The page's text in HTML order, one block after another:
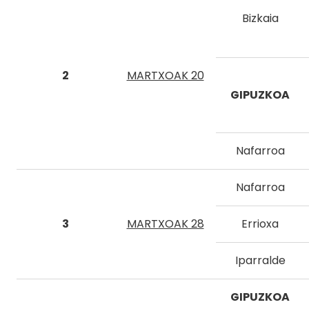
2 MARTXOAK 20
Bizkaia
GIPUZKOA
Nafarroa
3 MARTXOAK 28
Nafarroa
Errioxa
Iparralde
GIPUZKOA